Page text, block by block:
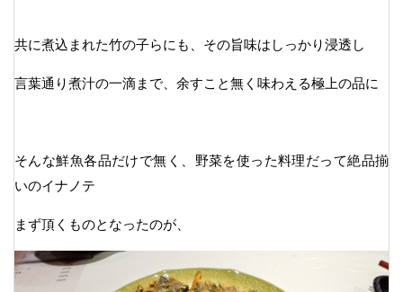
共に煮込まれた竹の子らにも、その旨味はしっかり浸透し
言葉通り煮汁の一滴まで、余すこと無く味わえる極上の品に
そんな鮮魚各品だけで無く、野菜を使った料理だって絶品揃
いのイナノテ
まず頂くものとなったのが、